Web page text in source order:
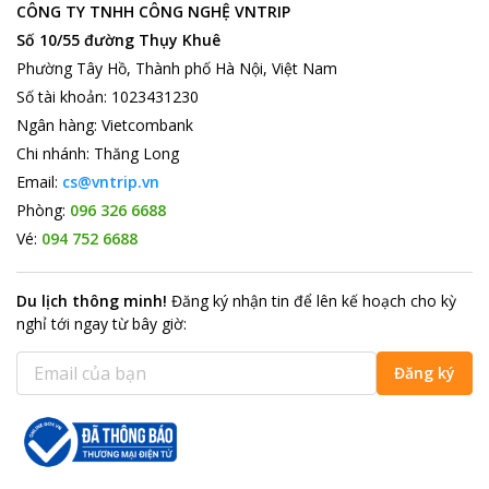
Đà Nẵng và những địa danh nổi tiếng
Đến với Đà Nẵng với những bãi biển cát trắng chạy dài tuyệt đẹp
cùng nhiều địa danh du lịch nổi tiếng như Bà Nà Hiu, Bảo Tàng
Chăm, Ngũ Hành Sơn, Bảo Tàng nghệ thuật điêu khắc Chăm,
Chợ Hàn, phố cổ Hội An, thưởng thức âm nhạc cung đình Huế,
khu thánh địa Mỹ Sơn, vườn quốc gia Bạch Mã.. Ngoài ra còn
có rất nhiều danh lam thắng cảnh tuyệt vời thu hút sự quan tâm
của khách du lịch.
Ho Hotelchắc chắn sẽ là điểm dừng chân lý tưởng để bạn
khám phá Đà Nẵng và tận hưởng sự thư giãn tối ưu cho những
ngày làm việc mệt mỏi.
CÔNG TY TNHH CÔNG NGHỆ VNTRIP
Số 10/55 đường Thụy Khuê
Phường Tây Hồ, Thành phố Hà Nội, Việt Nam
Số tài khoản: 1023431230
Ngân hàng: Vietcombank
Chi nhánh: Thăng Long
Email: cs@vntrip.vn
Phòng: 096 326 6688
Vé: 094 752 6688
Du lịch thông minh! Đăng ký nhận tin để lên kế hoạch cho kỳ
nghỉ tới ngay từ bây giờ:
Đăng ký